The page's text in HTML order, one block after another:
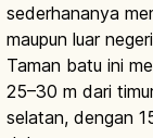
sederhananya
maupun luar
Taman batu ini
25–30 m dari
selatan, dengan